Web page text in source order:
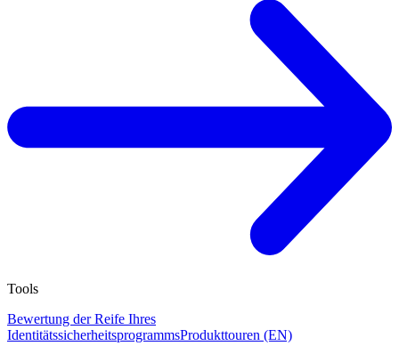
Tools
Bewertung der Reife Ihres
IdentitätssicherheitsprogrammsProdukttouren (EN)